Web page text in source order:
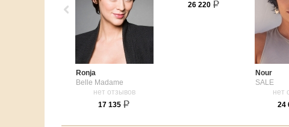
Ronja
Belle Madame
нет отзывов
17 135
26 220
Nour
SALE
нет
24